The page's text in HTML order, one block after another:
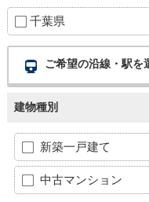
千葉県
ご希望の沿線・駅を
建物種別
新築一戸建て
中古マンション